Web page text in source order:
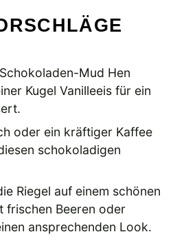
Mud Hen
Kugel Vanilleeis für ein
oder ein kräftiger Kaffee
schokoladigen
Riegel auf einem schönen
frischen Beeren oder
ansprechenden Look.